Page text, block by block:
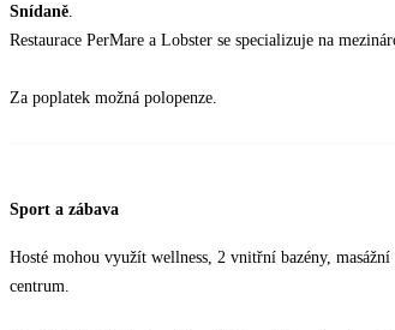
Snídaně
Restaurace PerMare a Lobster se specializuje na
Za poplatek možná polopenze.
Sport a zábava
Hosté mohou využít wellness, 2 vnitřní bazény,
centrum.